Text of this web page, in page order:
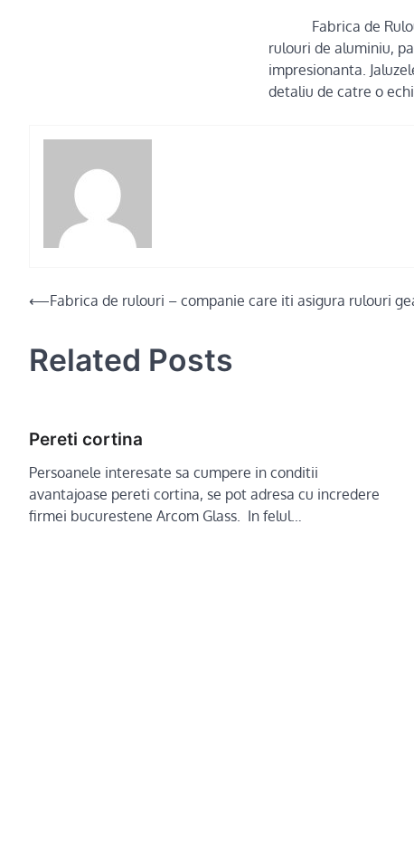
Fabrica de
rulouri de aluminiu,
impresionanta.
detaliu de catre o
Post
⟵Fabrica de rulouri – companie care iti asigura rulouri
Related Posts
Pereti cortina
Persoanele interesate sa cumpere in conditii
avantajoase pereti cortina, se pot adresa cu incredere
firmei bucurestene Arcom Glass. In felul…